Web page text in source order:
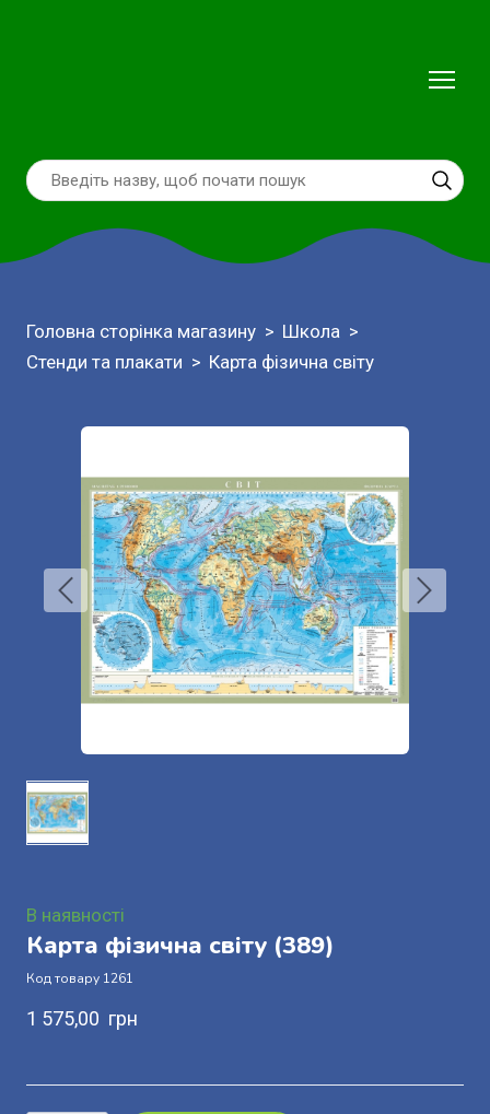
Головна сторінка магазину
Школа
Стенди та плакати
Карта фізична світу
В наявності
Карта фізична світу (389)
Код товару 1261
1 575,00  грн